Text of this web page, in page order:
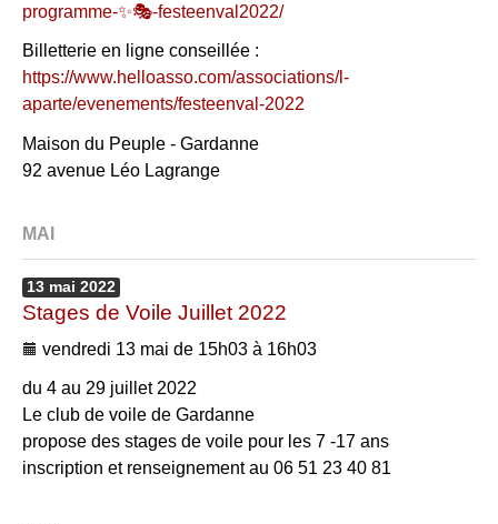
programme-✨🎭-festeenval2022/
Billetterie en ligne conseillée :
https://www.helloasso.com/associations/l-
aparte/evenements/festeenval-2022
Maison du Peuple - Gardanne
92 avenue Léo Lagrange
MAI
13 mai 2022
Stages de Voile Juillet 2022
vendredi 13 mai de 15h03 à 16h03
du 4 au 29 juillet 2022
Le club de voile de Gardanne
propose des stages de voile pour les 7 -17 ans
inscription et renseignement au 06 51 23 40 81